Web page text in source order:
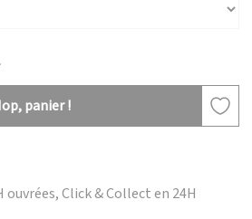
panier !
ouvrées, Click & Collect en 24H